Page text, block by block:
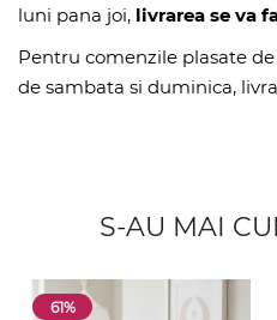
luni pana joi, livrarea se va
Pentru comenzile plasate de
de sambata si duminica,
S-AU MAI
61%